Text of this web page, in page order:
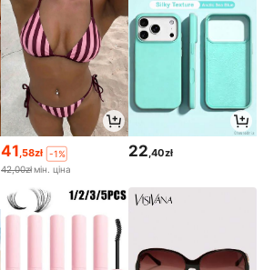
41,58zł
-1%
42,00złмін. ціна
22,40zł